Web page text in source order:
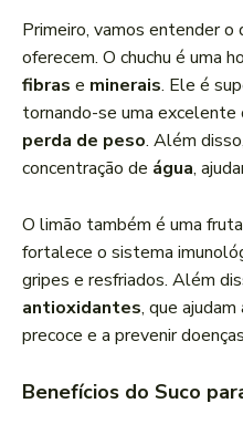
Primeiro, vamos entender
oferecem. O chuchu é uma
fibras e minerais. Ele é
tornando-se uma excelente
perda de peso. Além
concentração de água,
O limão também é uma
fortalece o sistema
gripes e resfriados. Além
antioxidantes, que
precoce e a prevenir
Benefícios do Suco